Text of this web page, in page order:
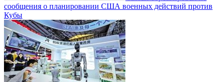
сообщения о планировании США военных действий против
Кубы